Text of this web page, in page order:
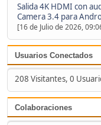
Salida 4K HDMI con
Camera 3.4 para
[16 de Julio de 2026,
Usuarios Conectados
208 Visitantes, 0
Colaboraciones